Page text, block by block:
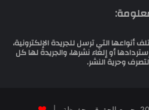
أنواعها التي ترسل للجريدة الإلكترونية،
أو إلغاء نشرها، والجريدة لها كل
وحرية النشر.